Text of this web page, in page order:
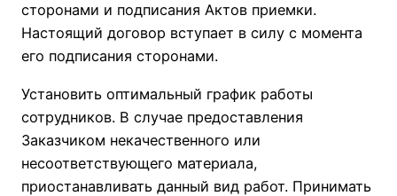
сторонами и подписания Актов приемки.
Настоящий договор вступает в силу с момента
его подписания сторонами.
Установить оптимальный график работы
сотрудников. В случае предоставления
Заказчиком некачественного или
несоответствующего материала,
приостанавливать данный вид работ. Принимать